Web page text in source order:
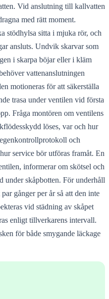
Vid anslutning till kallvatten
med rätt moment.
stödhylsa sitta i mjuka rör, och
ansluts. Undvik skarvar som
i skarpa böjar eller i kläm
vattenanslutningen
motioneras för att säkerställa
trasa under ventilen vid första
Fråga montören om ventilens
löses, var och hur
och
service bör utföras framåt. En
informerar om skötsel och
under skåpbotten. För underhåll
gånger per år så att den inte
vid städning av skåpet
enligt tillverkarens intervall.
för både smygande läckage